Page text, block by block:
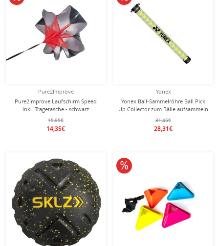
Pure2Improve
Pure2Improve Laufschirm Speed
inkl. Tragetasche - schwarz
15,95€
14,35€
Yonex
Yonex Ball-Sammelröhre Ball Pick
Up Collector zum Bälle aufsammeln
(15 Bälle)
31,45€
28,31€
10% reduziert